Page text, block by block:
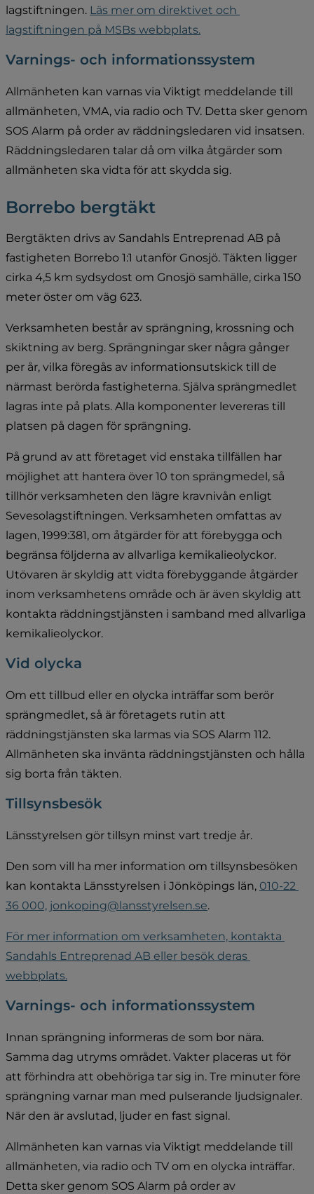
lagstiftningen. Läs mer om direktivet och
lagstiftningen på MSBs webbplats.
Varnings- och informationssystem
Allmänheten kan varnas via Viktigt meddelande till
allmänheten, VMA, via radio och TV. Detta sker genom
SOS Alarm på order av räddningsledaren vid insatsen.
Räddningsledaren talar då om vilka åtgärder som
allmänheten ska vidta för att skydda sig.
Borrebo bergtäkt
Bergtäkten drivs av Sandahls Entreprenad AB på
fastigheten Borrebo 1:1 utanför Gnosjö. Täkten ligger
cirka 4,5 km sydsydost om Gnosjö samhälle, cirka 150
meter öster om väg 623.
Verksamheten består av sprängning, krossning och
skiktning av berg. Sprängningar sker några gånger
per år, vilka föregås av informationsutskick till de
närmast berörda fastigheterna. Själva sprängmedlet
lagras inte på plats. Alla komponenter levereras till
platsen på dagen för sprängning.
På grund av att företaget vid enstaka tillfällen har
möjlighet att hantera över 10 ton sprängmedel, så
tillhör verksamheten den lägre kravnivån enligt
Sevesolagstiftningen. Verksamheten omfattas av
lagen, 1999:381, om åtgärder för att förebygga och
begränsa följderna av allvarliga kemikalieolyckor.
Utövaren är skyldig att vidta förebyggande åtgärder
inom verksamhetens område och är även skyldig att
kontakta räddningstjänsten i samband med allvarliga
kemikalieolyckor.
Vid olycka
Om ett tillbud eller en olycka inträffar som berör
sprängmedlet, så är företagets rutin att
räddningstjänsten ska larmas via SOS Alarm 112.
Allmänheten ska invänta räddningstjänsten och hålla
sig borta från täkten.
Tillsynsbesök
Länsstyrelsen gör tillsyn minst vart tredje år.
Den som vill ha mer information om tillsynsbesöken
kan kontakta Länsstyrelsen i Jönköpings län, 010-22
36 000, jonkoping@lansstyrelsen.se.
För mer information om verksamheten, kontakta
Sandahls Entreprenad AB eller besök deras
webbplats.
Varnings- och informationssystem
Innan sprängning informeras de som bor nära.
Samma dag utryms området. Vakter placeras ut för
att förhindra att obehöriga tar sig in. Tre minuter före
sprängning varnar man med pulserande ljudsignaler.
När den är avslutad, ljuder en fast signal.
Allmänheten kan varnas via Viktigt meddelande till
allmänheten, via radio och TV om en olycka inträffar.
Detta sker genom SOS Alarm på order av